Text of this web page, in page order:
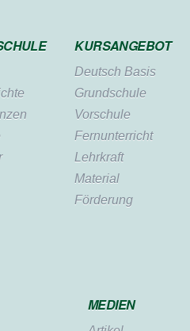
KURSANGEBOT
Deutsch Basis
Grundschule
Vorschule
Fernunterricht
Lehrkraft
Material
Förderung
MEDIEN